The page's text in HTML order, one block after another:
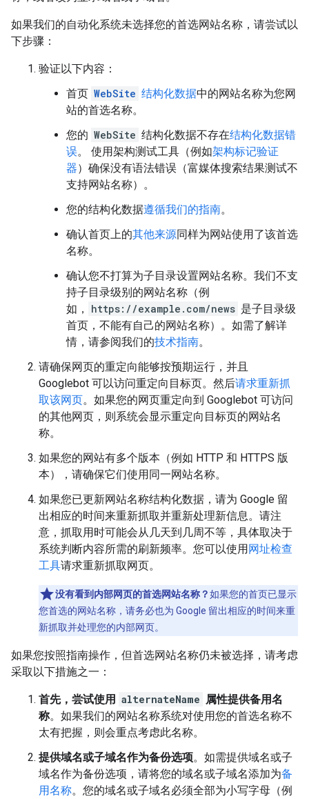
如果我们的自动化系统未选择您的首选网站名称，请尝试以
下步骤：
验证以下内容：
首页 WebSite 结构化数据中的网站名称为您网
站的首选名称。
您的 WebSite 结构化数据不存在结构化数据错
误。 使用架构测试工具（例如架构标记验证
器）确保没有语法错误（富媒体搜索结果测试不
支持网站名称）。
您的结构化数据遵循我们的指南。
确认首页上的其他来源同样为网站使用了该首选
名称。
确认您不打算为子目录设置网站名称。我们不支
持子目录级别的网站名称（例
如，
https://example.com/news 是子目录级
首页，不能有自己的网站名称）。如需了解详
情，请参阅我们的技术指南。
请确保网页的重定向能够按预期运行，并且
Googlebot 可以访问重定向目标页。然后请求重新抓
取该网页。如果您的网页重定向到 Googlebot 可访问
的其他网页，则系统会显示重定向目标页的网站名
称。
如果您的网站有多个版本（例如 HTTP 和 HTTPS 版
本），请确保它们使用同一网站名称。
如果您已更新网站名称结构化数据，请为 Google 留
出相应的时间来重新抓取并重新处理新信息。请注
意，抓取用时可能会从几天到几周不等，具体取决于
系统判断内容所需的刷新频率。您可以使用网址检查
工具请求重新抓取网页。
没有看到内部网页的首选网站名称？如果您的首页已显示
您首选的网站名称，请务必也为 Google 留出相应的时间来重
新抓取并处理您的内部网页。
如果您按照指南操作，但首选网站名称仍未被选择，请考虑
采取以下措施之一：
首先，尝试使用 alternateName 属性提供备用名
称。如果我们的网站名称系统对使用您的首选名称不
太有把握，则会重点考虑此名称。
提供域名或子域名作为备份选项。如需提供域名或子
域名作为备份选项，请将您的域名或子域名添加为备
用名称。您的域名或子域名必须全部为小写字母（例